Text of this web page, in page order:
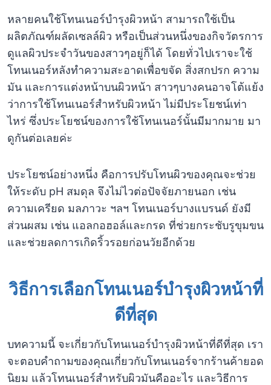
หลายคนใช้โทนเนอร์บำรุงผิวหน้า สามารถใช้เป็น
ผลิตภัณฑ์ผลัดเซลล์ผิว หรือเป็นส่วนหนึ่งของกิจวัตรการ
ดูแลผิวประจำวันของสาวๆอยู่ก็ได้ โดยทั่วไปเราจะใช้
โทนเนอร์หลังทำความสะอาดเพื่อขจัด สิ่งสกปรก ความ
มัน และการแต่งหน้าบนผิวหน้า สาวๆบางคนอาจโต้แย้ง
ว่าการใช้โทนเนอร์สำหรับผิวหน้า ไม่มีประโยชน์เท่า
ไหร่ ซึ่งประโยชน์ของการใช้โทนเนอร์นั้นมีมากมาย มา
ดูกันต่อเลยค่ะ
ประโยชน์อย่างหนึ่ง คือการปรับโทนผิวของคุณจะช่วย
ให้ระดับ pH สมดุล จึงไม่ไวต่อปัจจัยภายนอก เช่น
ความเครียด มลภาวะ ฯลฯ โทนเนอร์บางแบรนด์ ยังมี
ส่วนผสม เช่น แอลกอฮอล์และกรด ที่ช่วยกระชับรูขุมขน
และช่วยลดการเกิดริ้วรอยก่อนวัยอีกด้วย
วิธีการเลือกโทนเนอร์บำรุงผิวหน้าที่
ดีที่สุด
บทความนี้ จะเกี่ยวกับโทนเนอร์บำรุงผิวหน้าที่ดีที่สุด เรา
จะตอบคำถามของคุณเกี่ยวกับโทนเนอร์จากร้านค้ายอด
นิยม แล้วโทนเนอร์สำหรับผิวมันคืออะไร และวิธีการ